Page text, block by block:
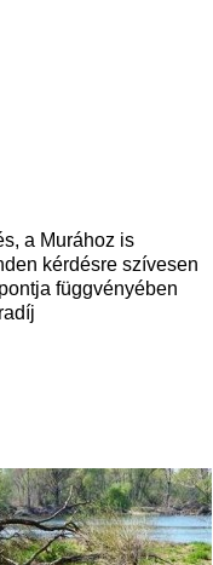
a Murához is
kérdésre szívesen
függvényében